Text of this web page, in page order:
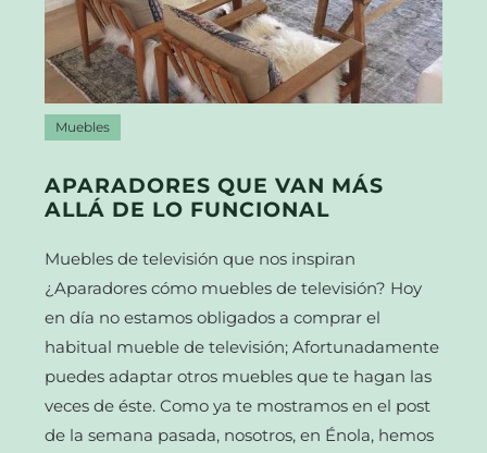
Muebles
APARADORES QUE VAN MÁS
ALLÁ DE LO FUNCIONAL
Muebles de televisión que nos inspiran
¿Aparadores cómo muebles de televisión? Hoy
en día no estamos obligados a comprar el
habitual mueble de televisión; Afortunadamente
puedes adaptar otros muebles que te hagan las
veces de éste. Como ya te mostramos en el post
de la semana pasada, nosotros, en Énola, hemos